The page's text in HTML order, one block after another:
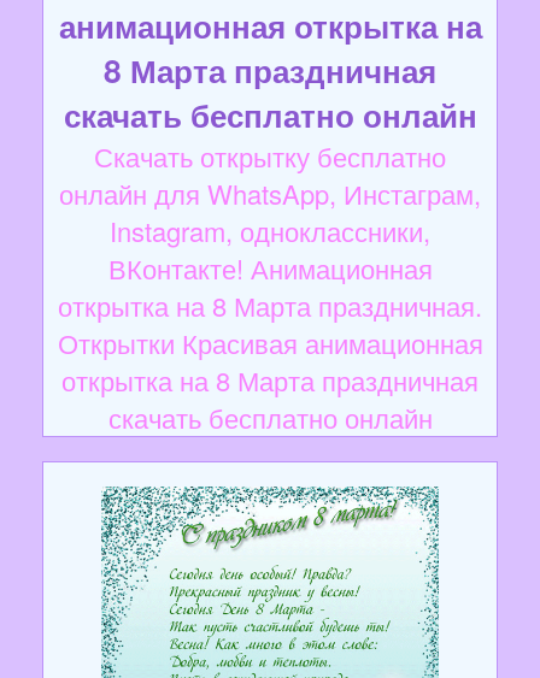
анимационная открытка на
8 Марта праздничная
скачать бесплатно онлайн
Скачать открытку бесплатно
онлайн для WhatsApp, Инстаграм,
Instagram, одноклассники,
ВКонтакте! Анимационная
открытка на 8 Марта праздничная.
Открытки Красивая анимационная
открытка на 8 Марта праздничная
скачать бесплатно онлайн